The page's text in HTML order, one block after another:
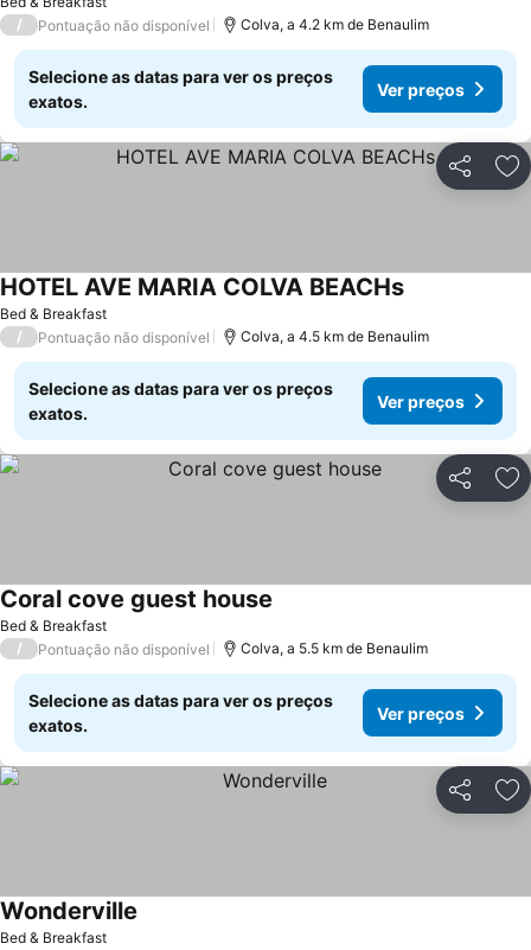
/
Pontuação não disponível Colva, a 4.2 km de Benaulim
Selecione as datas para ver os preços
exatos.
Ver preços
Partilhar
Bed & Breakfast
HOTEL AVE MARIA COLVA BEACHs
/ Pontuação não disponível Colva, a 4.5 km de Benaulim
Selecione as datas para ver os preços
exatos.
Ver preços
Partilhar
Bed & Breakfast
Coral cove guest house
/ Pontuação não disponível Colva, a 5.5 km de Benaulim
Selecione as datas para ver os preços
exatos.
Ver preços
Partilhar
Bed & Breakfast
Wonderville